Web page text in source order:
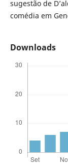
sugestão de
comédia em
Downloads